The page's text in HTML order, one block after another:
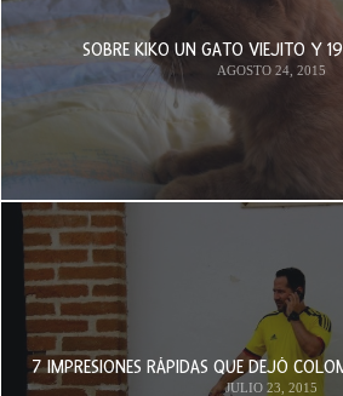
SOBRE KIKO UN GATO VIEJITO Y
AGOSTO 24, 2015
7 IMPRESIONES RÁPIDAS QUE DEJÓ
JULIO 23, 2015